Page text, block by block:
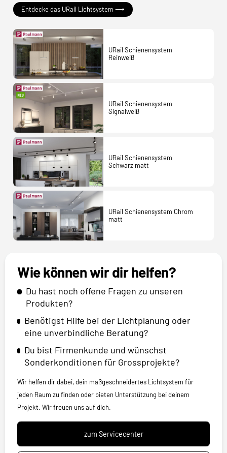
Entdecke das URail Lichtsystem ⟶
URail Schienensystem
Reinweiß
URail Schienensystem
Signalweiß
URail Schienensystem
Schwarz matt
URail Schienensystem Chrom
matt
Wie können wir dir helfen?
Du hast noch offene Fragen zu unseren
Produkten?
Benötigst Hilfe bei der Lichtplanung oder
eine unverbindliche Beratung?
Du bist Firmenkunde und wünschst
Sonderkonditionen für Grossprojekte?
Wir helfen dir dabei, dein maßgeschneidertes Lichtsystem für
jeden Raum zu finden oder bieten Unterstützung bei deinem
Projekt. Wir freuen uns auf dich.
zum Servicecenter